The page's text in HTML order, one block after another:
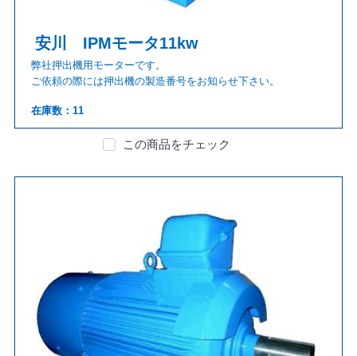
安川 IPMモータ11kw
弊社押出機用モーターです。
ご依頼の際には押出機の製造番号をお知らせ下さい。
在庫数：11
この商品をチェック